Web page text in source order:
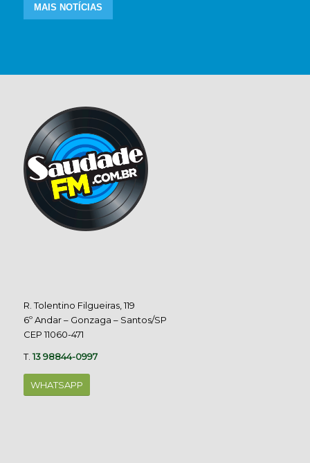
MAIS NOTÍCIAS
R. Tolentino Filgueiras, 119
6º Andar – Gonzaga – Santos/SP
CEP 11060-471
T.13 98844-0997
WHATSAPP